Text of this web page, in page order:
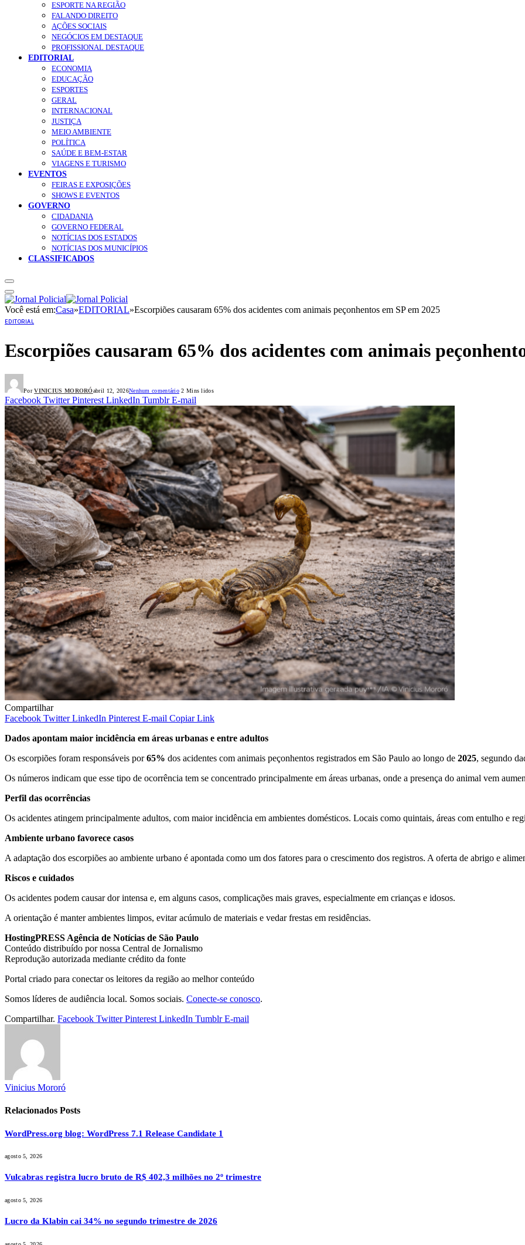
ESPORTE NA REGIÃO
FALANDO DIREITO
AÇÕES SOCIAIS
NEGÓCIOS EM DESTAQUE
PROFISSIONAL DESTAQUE
EDITORIAL
ECONOMIA
EDUCAÇÃO
ESPORTES
GERAL
INTERNACIONAL
JUSTIÇA
MEIO AMBIENTE
POLÍTICA
SAÚDE E BEM-ESTAR
VIAGENS E TURISMO
EVENTOS
FEIRAS E EXPOSIÇÕES
SHOWS E EVENTOS
GOVERNO
CIDADANIA
GOVERNO FEDERAL
NOTÍCIAS DOS ESTADOS
NOTÍCIAS DOS MUNICÍPIOS
CLASSIFICADOS
Você está em:Casa»EDITORIAL»Escorpiões causaram 65% dos acidentes com animais peçonhentos em SP em 2025
EDITORIAL
Escorpiões causaram 65% dos acidentes com animais
Por VINICIUS MORORÓabril 12, 2026Nenhum comentário 2 Mins lidos
Facebook Twitter Pinterest LinkedIn Tumblr E-mail
Compartilhar
Facebook Twitter LinkedIn Pinterest E-mail Copiar Link
Dados apontam maior incidência em áreas urbanas e entre adultos
Os escorpiões foram responsáveis por65% dos acidentes com animais peçonhentos registrados em São Paulo ao longo de 2025, segundo
Os números indicam que esse tipo de ocorrência tem se concentrado principalmente em áreas urbanas, onde a presença do animal vem
Perfil das ocorrências
Os acidentes atingem principalmente adultos, com maior incidência em ambientes domésticos. Locais como quintais, áreas com entulho e
Ambiente urbano favorece casos
A adaptação dos escorpiões ao ambiente urbano é apontada como um dos fatores para o crescimento dos registros. A oferta de abrigo e
Riscos e cuidados
Os acidentes podem causar dor intensa e, em alguns casos, complicações mais graves, especialmente em crianças e idosos.
A orientação é manter ambientes limpos, evitar acúmulo de materiais e vedar frestas em residências.
HostingPRESS Agência de Notícias de São Paulo
Conteúdo distribuído por nossa Central de Jornalismo
Reprodução autorizada mediante crédito da fonte
Portal criado para conectar os leitores da região ao melhor conteúdo
Somos líderes de audiência local. Somos sociais. Conecte-se conosco.
Compartilhar. Facebook Twitter Pinterest LinkedIn Tumblr E-mail
Vinicius Mororó
Relacionados Posts
WordPress.org blog: WordPress 7.1 Release Candidate 1
agosto 5, 2026
Vulcabras registra lucro bruto de R$ 402,3 milhões no 2º trimestre
agosto 5, 2026
Lucro da Klabin cai 34% no segundo trimestre de 2026